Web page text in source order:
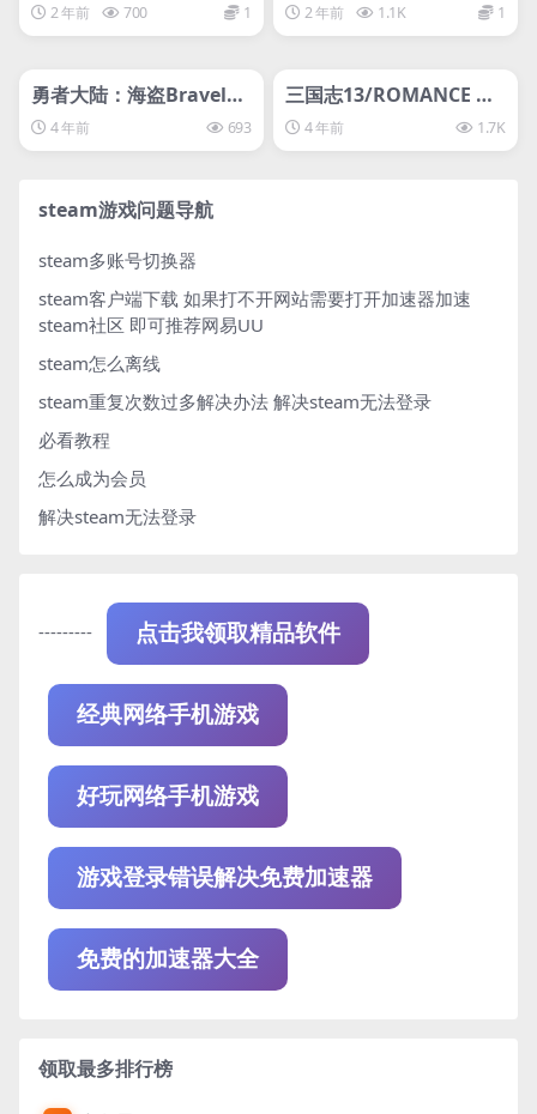
2 年前 700 1
Shadow Gambit: The C
ursed Crewlx
2 年前 1.1K 1
svip专属
勇者大陆：海盗Bravelan
d Pirate
4 年前 693
svip专属
三国志13/ROMANCE OF
THE XIII
4 年前 1.7K
steam游戏问题导航
steam多账号切换器
steam客户端下载 如果打不开网站需要打开加速器加速
steam社区 即可推荐网易UU
steam怎么离线
steam重复次数过多解决办法 解决steam无法登录
必看教程
怎么成为会员
解决steam无法登录
--------- 点击我领取精品软件
经典网络手机游戏
好玩网络手机游戏
游戏登录错误解决免费加速器
免费的加速器大全
领取最多排行榜